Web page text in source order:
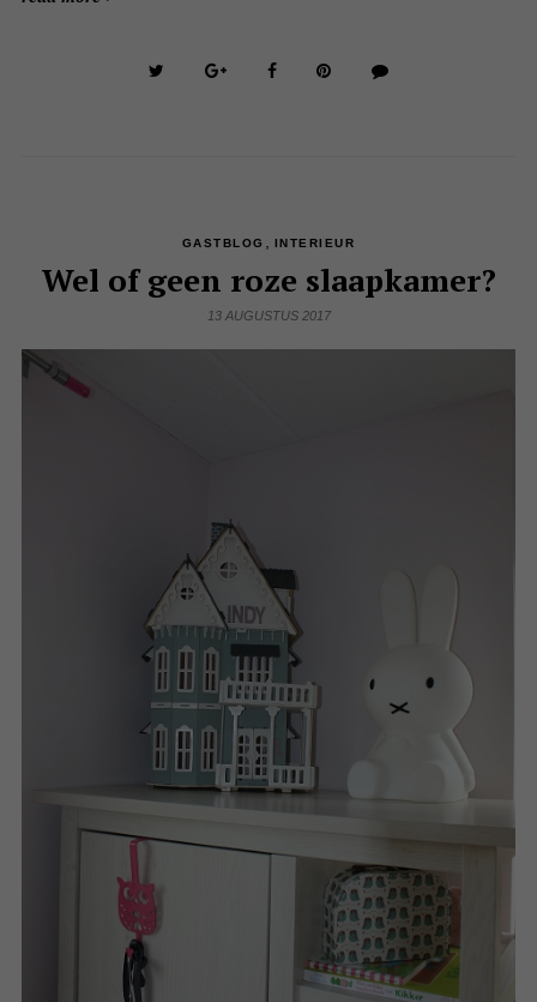
GASTBLOG INTERIEUR
Wel of geen roze slaapkamer?
13 AUGUSTUS 2017